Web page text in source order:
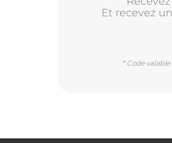
Et recevez
* Code